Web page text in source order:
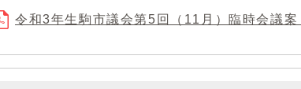
令和3年生駒市議会第5回（11月）臨時会議